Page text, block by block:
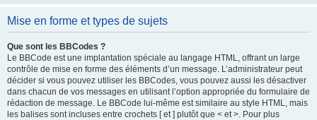
Mise en forme et types de sujets
Que sont les BBCodes ?
Le BBCode est une implantation spéciale au langage HTML, offrant un large
contrôle de mise en forme des éléments d’un message. L’administrateur peut
décider si vous pouvez utiliser les BBCodes, vous pouvez aussi les désactiver
dans chacun de vos messages en utilisant l’option appropriée du formulaire de
rédaction de message. Le BBCode lui-même est similaire au style HTML, mais
les balises sont incluses entre crochets [ et ] plutôt que < et >. Pour plus